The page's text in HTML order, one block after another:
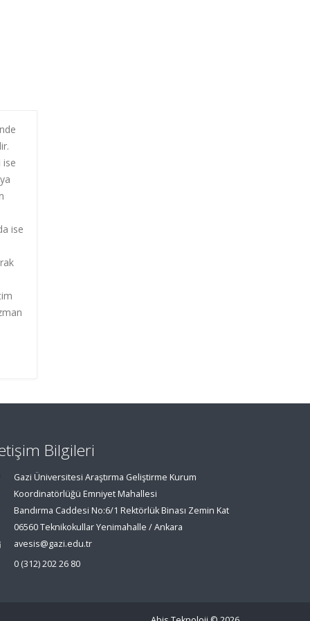
ise
ise
Bilgileri
Gazi Üniversitesi Araştırma Geliştirme Kurum
Koordinatörlüğü Emniyet Mahallesi
Bandırma Caddesi No:6/1 Rektörlük Binası Zemin Kat
06560 Teknikokullar Yenimahalle / Ankara
avesis@gazi.edu.tr
0 (312) 202 26 80